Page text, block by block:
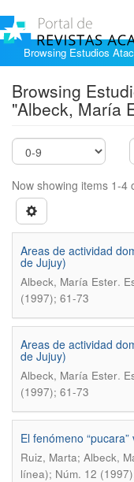
Browsing Estudios
Browsing
"Albeck, María
Now showing items 1-4
Areas de actividad
de Jujuy)
Albeck, María Ester.
(1997); 61-73
Areas de actividad
de Jujuy)
Albeck, María Ester.
(1997); 61-73
El fenómeno
Ruiz, Marta; Albeck,
línea); Núm. 12